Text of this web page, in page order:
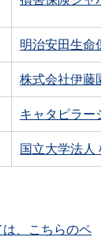
明治安田生命
株式会社伊藤園
キャタピラー
国立大学法人
、こちらのペ